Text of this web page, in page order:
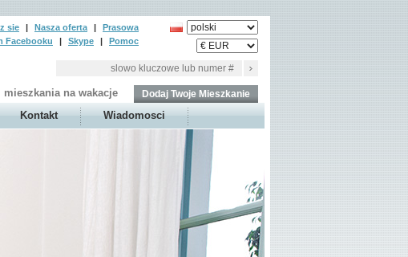
na wakacje Dodaj Twoje Mieszkanie
sie | Nasza oferta |
Prasowa
Facebooku
| Skype | Pomoc
Kontakt Wiadomosci